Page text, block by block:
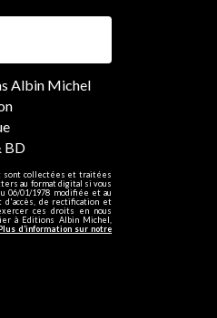
Albin Michel
BD
sont collectées et traitées
au format digital si vous
06/01/1978 modifiée et au
d'accès, de rectification et
ces droits en nous
à Editions Albin Michel,
d’information sur notre